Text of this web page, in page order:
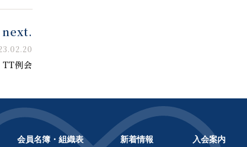
next.
TT例会
会員名簿・組織表 新着情報 入会案内